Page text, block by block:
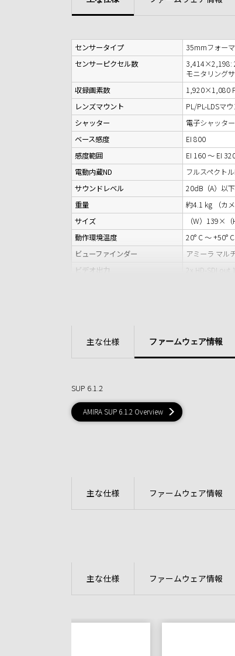
センサータイプ
35mmフォーマ
センサーピクセル数
3,414×2,198:
モニタリング
収録画素数
1,920×1,080
レンズマウント
PL/PL-LDSマ
シャッター
電子シャッタ
ベース感度
EI 800
感度範囲
EI 160 ～ EI
電動内蔵ND
フルスペクト
サウンドレベル
20dB（A）以下
重量
約4.1 kg （カ
サイズ
（W）139×
動作環境温度
20° C ～ +50° C
ビューファインダー
アミーラ マル
ビデオ出力
2x HD-SDI out
インターフェース
USB 2.0（ユー
*1 SUP 1.1以
主な仕様 ファームウェア情報
SUP 6.1.2
AMIRA SUP 6.1.2 Overview
主な仕様 ファームウェア情報
主な仕様 ファームウェア情報